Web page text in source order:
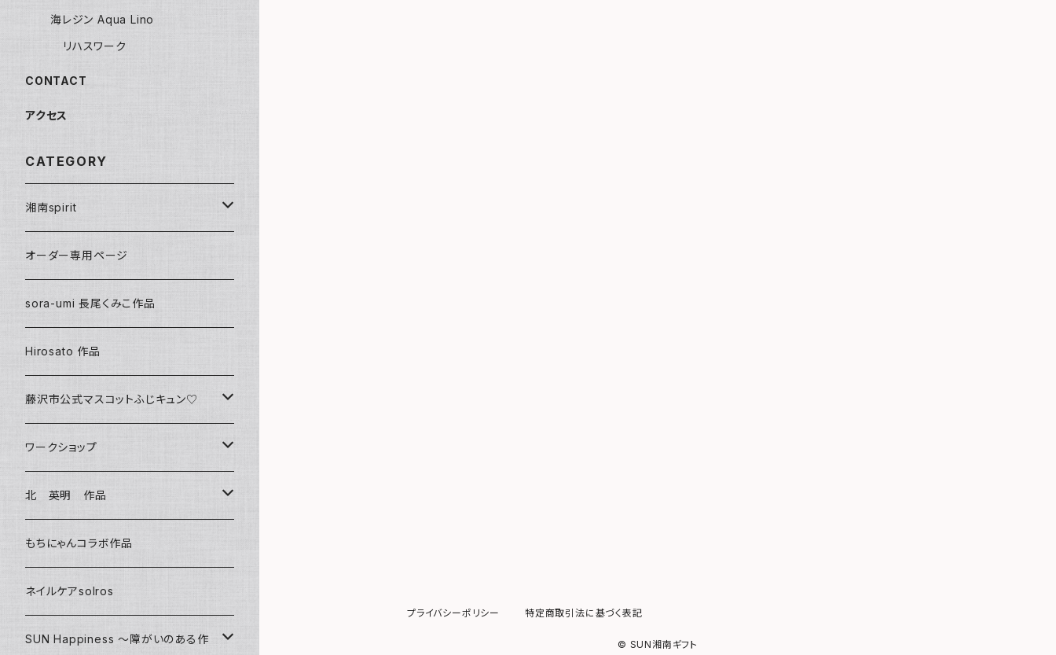
海レジン Aqua Lino
リハスワーク
CONTACT
アクセス
CATEGORY
湘南spirit
ポストカード
グリーティングカード
クリアファイル
マグカップ
スマホケース
キーホルダー
バッグ
Tシャツ
ミラー
オーダー専用ページ
sora-umi 長尾くみこ作品
Hirosato 作品
藤沢市公式マスコットふじキュン♡
クリアファイル
ボールペン
キーホルダー
マグネット
シール
ワークショップ
海レジンアートボード
レジンチャーム
サンキャッチャー
北 英明 作品
ポストカード
もちにゃんコラボ作品
ネイルケアsolros
SUN Happiness ～障がいのある作
プライバシーポリシー 特定商取引法に基づく表記
© SUN湘南ギフト